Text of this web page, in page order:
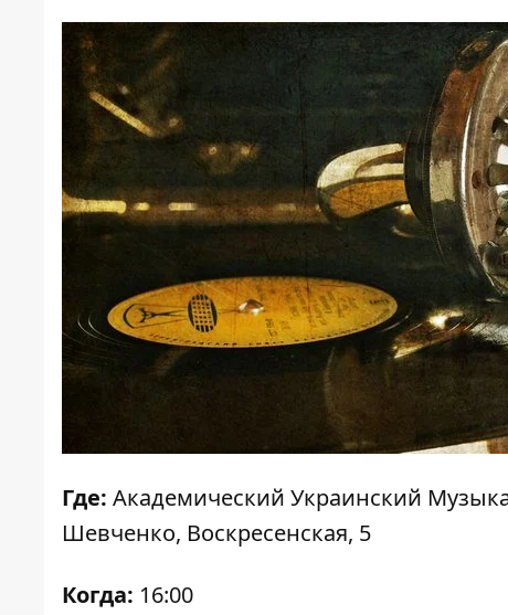
Где: Академический Украинский
Шевченко, Воскресенская, 5
Когда: 16:00